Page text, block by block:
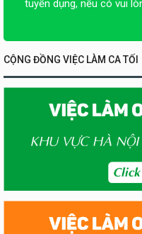
tuyển dụng, nếu có vui
CỘNG ĐỒNG VIỆC LÀM CA TỐI